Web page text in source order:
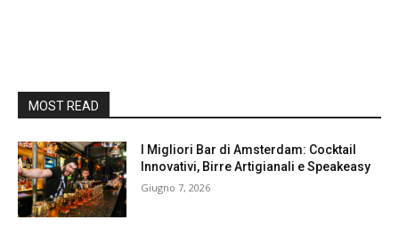
MOST READ
I Migliori Bar di Amsterdam: Cocktail
Innovativi, Birre Artigianali e Speakeasy
Giugno 7, 2026